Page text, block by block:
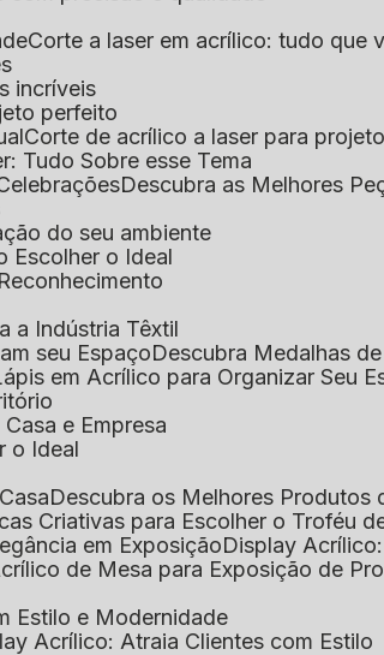
Corte a laser em acrílico: tudo que
incríveis
perfeito
Corte de acrílico a laser para
Tudo Sobre esse Tema
Descubra as Melhores
do seu ambiente
Escolher o Ideal
a Indústria Têxtil
seu Espaço
Descubra Medalhas
em Acrílico para Organizar Seu
e Empresa
o Ideal
Descubra os Melhores Produtos
Criativas para Escolher o Troféu
em Exposição
Display
de Mesa para Exposição de
Estilo e Modernidade
Acrílico: Atraia Clientes com Estilo